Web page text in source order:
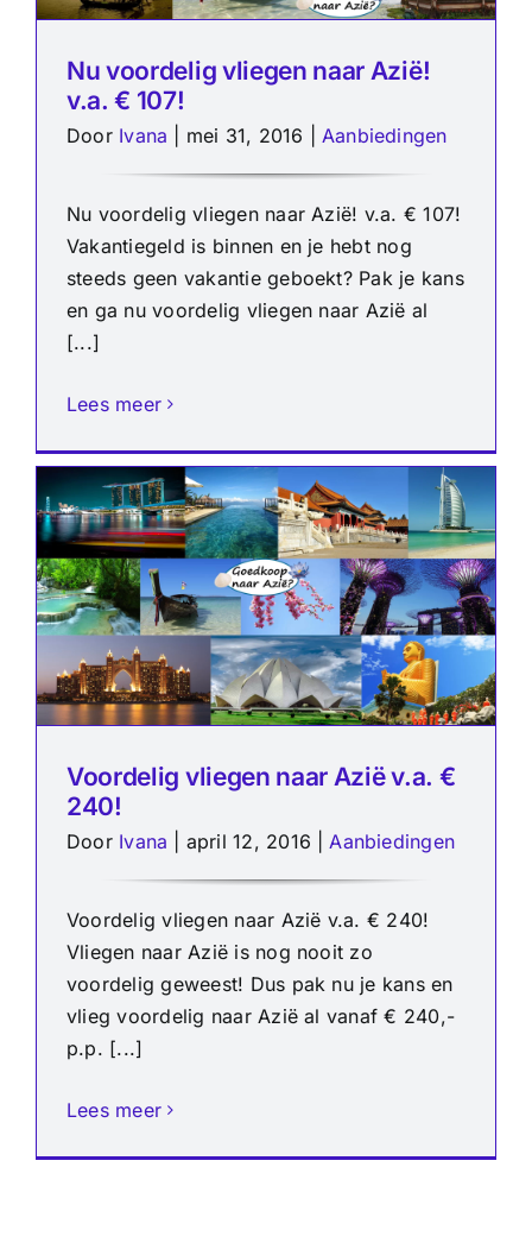
Nu voordelig vliegen naar Azië!
v.a. € 107!
Door Ivana mei 31, 2016 Aanbiedingen
Nu voordelig vliegen naar Azië! v.a. € 107!
Vakantiegeld is binnen en je hebt nog
steeds geen vakantie geboekt? Pak je kans
en ga nu voordelig vliegen naar Azië al
[...]
Lees meer
Voordelig vliegen naar Azië v.a. €
240!
Door Ivana april 12, 2016 Aanbiedingen
Voordelig vliegen naar Azië v.a. € 240!
Vliegen naar Azië is nog nooit zo
voordelig geweest! Dus pak nu je kans en
vlieg voordelig naar Azië al vanaf € 240,-
p.p. [...]
Lees meer